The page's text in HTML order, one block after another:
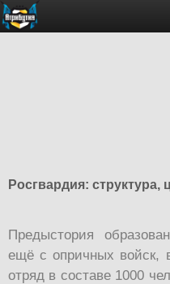
Росгвардия: структура,
Предыстория
ещё с опричных войск,
отряд в составе 1000